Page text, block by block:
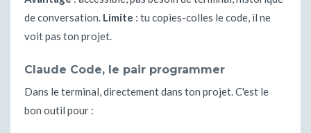
de conversation. Limite : tu copies-colles le code, il ne
voit pas ton projet.
Claude Code, le pair programmer
Dans le terminal, directement dans ton projet. C'est le
bon outil pour :